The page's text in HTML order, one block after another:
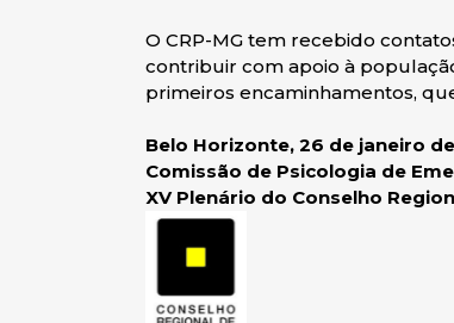
O CRP-MG tem recebido
contribuir com apoio à
primeiros encaminhamentos,
Belo Horizonte, 26 de janeiro
Comissão de Psicologia de
XV Plenário do Conselho